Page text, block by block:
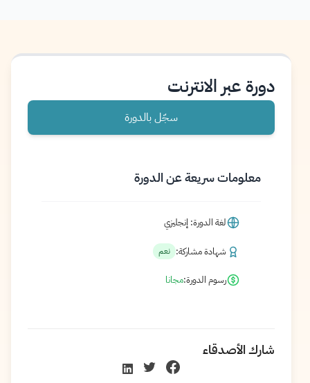
دورة عبر الانترنت
سجّل بالدورة
معلومات سريعة عن الدورة
لغة الدورة: إنجليزي
شهادة مشاركة: نعم
رسوم الدورة:مجانا
شارك الأصدقاء